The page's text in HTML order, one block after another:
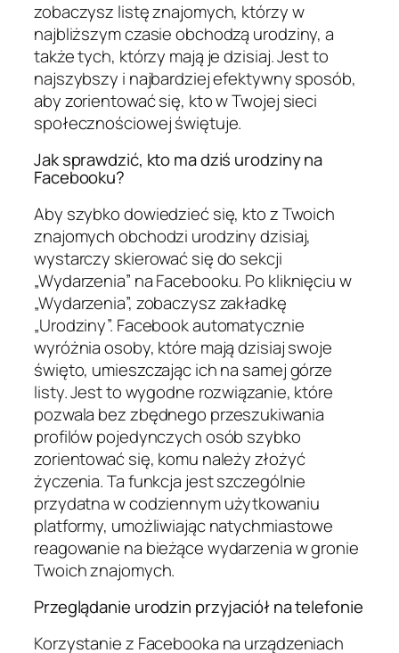
zobaczysz listę znajomych, którzy w
najbliższym czasie obchodzą urodziny, a
także tych, którzy mają je dzisiaj. Jest to
najszybszy i najbardziej efektywny sposób,
aby zorientować się, kto w Twojej sieci
społecznościowej świętuje.
Jak sprawdzić, kto ma dziś urodziny na
Facebooku?
Aby szybko dowiedzieć się, kto z Twoich
znajomych obchodzi urodziny dzisiaj,
wystarczy skierować się do sekcji
„Wydarzenia” na Facebooku. Po kliknięciu w
„Wydarzenia”, zobaczysz zakładkę
„Urodziny”. Facebook automatycznie
wyróżnia osoby, które mają dzisiaj swoje
święto, umieszczając ich na samej górze
listy. Jest to wygodne rozwiązanie, które
pozwala bez zbędnego przeszukiwania
profilów pojedynczych osób szybko
zorientować się, komu należy złożyć
życzenia. Ta funkcja jest szczególnie
przydatna w codziennym użytkowaniu
platformy, umożliwiając natychmiastowe
reagowanie na bieżące wydarzenia w gronie
Twoich znajomych.
Przeglądanie urodzin przyjaciół na telefonie
Korzystanie z Facebooka na urządzeniach